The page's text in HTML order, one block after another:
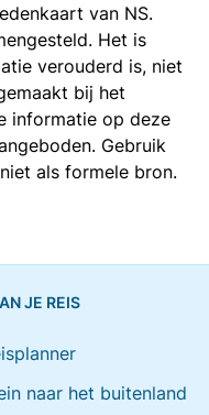
van NS.
Het is
verouderd is, niet
bij het
informatie op deze
Gebruik
als formele bron.
JE REIS
naar het buitenland